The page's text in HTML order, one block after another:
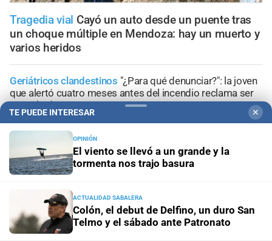
Tragedia vial Cayó un auto desde un puente tras
un choque múltiple en Mendoza: hay un muerto y
varios heridos
Geriátricos clandestinos "¿Para qué denunciar?": la joven
que alertó cuatro meses antes del incendio reclama ser
escuchada
Penas máximasPedirán 15 años de prisión para madre e
hija por el crimen de Jeremías Monzón
reacción de sus abuelos tras las nuevas detenciones
En la zona noroestePersiguieron y detuvieron a una
TE PUEDE INTERESAR ✕
OPINIÓN
El viento se llevó a un grande y la
tormenta nos trajo basura
ACTUALIDAD SABALERA
Colón, el debut de Delfino, un duro San
Telmo y el sábado ante Patronato